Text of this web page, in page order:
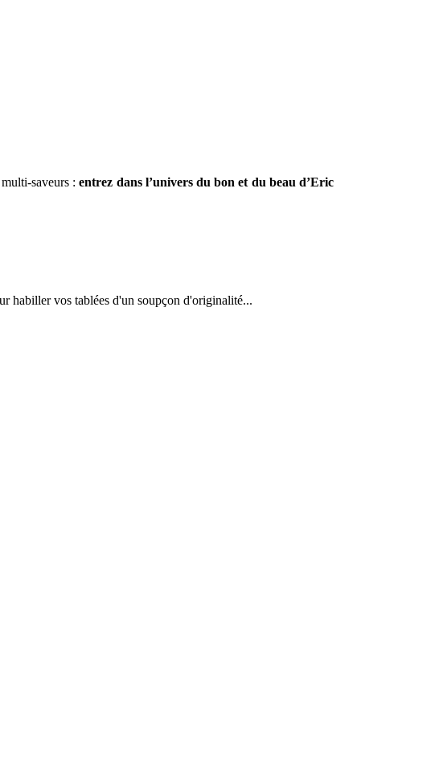
multi-saveurs :entrez dans l’univers du bon et du beau d’Eric
habiller vos tablées d'un soupçon d'originalité...